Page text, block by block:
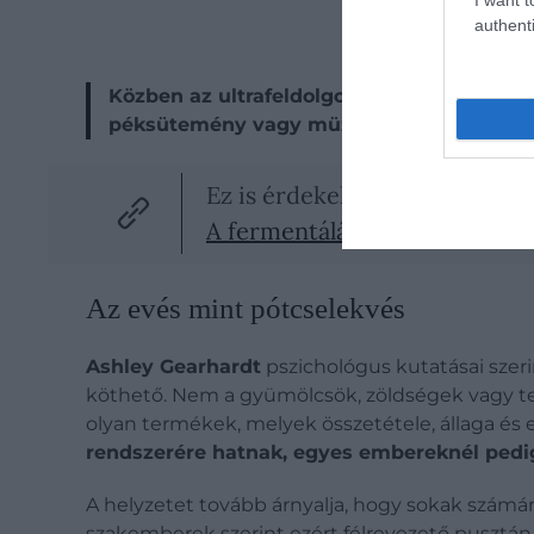
Közben az ultrafeldolgozott ételek
péksütemény vagy müzliszelet lett, a két
Ez is érdekelhet!
A fermentálás nem olyan
Az evés mint pótcselekvés
Ashley Gearhardt pszichológus kutatásai
köthető. Nem a gyümölcsök, zöldségek vagy
olyan termékek, melyek összetétele, állaga és
rendszerére hatnak, egyes embereknél
A helyzetet tovább árnyalja, hogy sokak